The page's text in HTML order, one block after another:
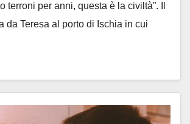
terroni per anni, questa è la civiltà”. Il
da Teresa al porto di Ischia in cui